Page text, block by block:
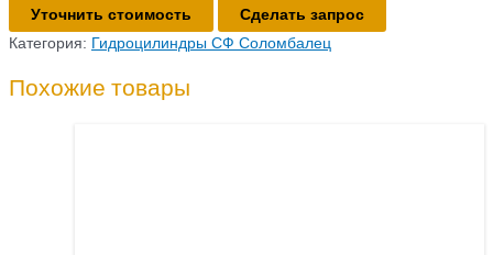
Гидроцилиндр
грейфера
с
г/
Уточнить стоимость
Сделать запрос
Категория: Гидроцилиндры СФ Соломбалец
Похожие товары